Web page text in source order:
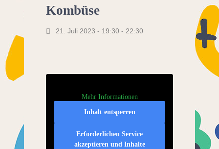
Kombüse
21. Juli 2023 - 19:30 - 22:30
Mehr Informationen
Inhalt entsperren
Erforderlichen Service
akzeptieren und Inhalte